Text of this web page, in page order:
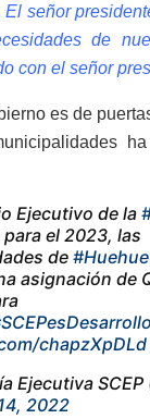
señor
de
con el señor
es de
Ejecutivo de la
el 2023, las
de
asignación de
chapzXpDLd
Ejecutiva SCEP
2022